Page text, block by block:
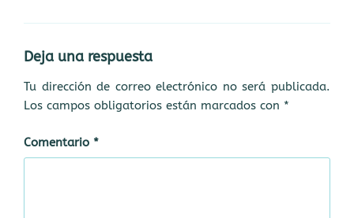
Deja una respuesta
Tu dirección de correo electrónico no será publicada.
Los campos obligatorios están marcados con *
Comentario *